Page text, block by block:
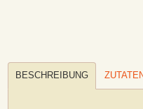
BESCHREIBUNG